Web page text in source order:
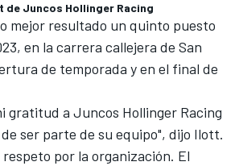
de Juncos Hollinger Racing
mejor resultado un quinto puesto
en la carrera callejera de San
de temporada y en el final de
gratitud a Juncos Hollinger Racing
ser parte de su equipo", dijo Ilott.
por la organización. El